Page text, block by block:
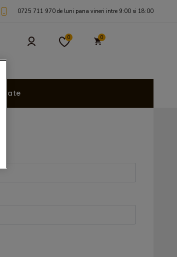
0725 711 970 de luni pana vineri intre 9:00 si 18:00
0 0